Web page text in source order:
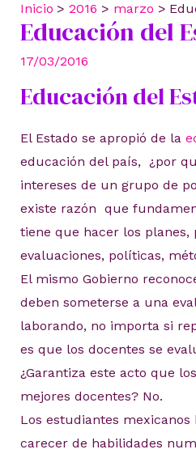
Inicio 2016 marzo
Educación del
17/03/2016
Educación del
El Estado se apropió de la
educación del país, ¿por
intereses de un grupo de
existe razón que
tiene que hacer los planes,
evaluaciones, políticas,
El mismo Gobierno
deben someterse a una
laborando, no importa si
es que los docentes se
¿Garantiza este acto que
mejores docentes? No.
Los estudiantes mexicanos
carecer de habilidades